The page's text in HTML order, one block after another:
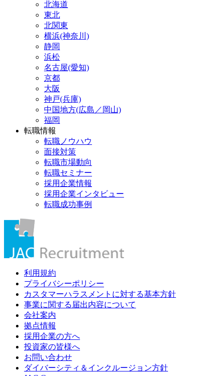
北海道
東北
北関東
横浜(神奈川)
静岡
浜松
名古屋(愛知)
京都
大阪
神戸(兵庫)
中国地方(広島／岡山)
福岡
転職情報
転職ノウハウ
面接対策
転職市場動向
転職セミナー
採用企業情報
採用企業インタビュー
転職成功事例
利用規約
プライバシーポリシー
カスタマーハラスメントに対する基本方針
事業に関する届出内容について
会社案内
拠点情報
採用企業の方へ
投資家の皆様へ
お問い合わせ
ダイバーシティ＆インクルージョン方針